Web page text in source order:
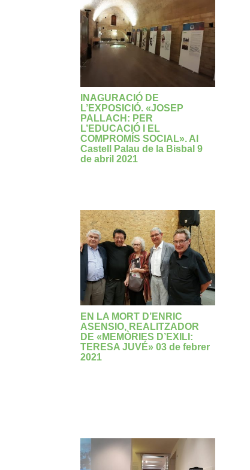
INAGURACIÓ DE
L’EXPOSICIÓ. «JOSEP
PALLACH: PER
L’EDUCACIÓ I EL
COMPROMÍS SOCIAL». Al
Castell Palau de la Bisbal 9
de abril 2021
EN LA MORT D’ENRIC
ASENSIO, REALITZADOR
DE «MEMÒRIES D’EXILI:
TERESA JUVÉ» 03 de febrer
2021